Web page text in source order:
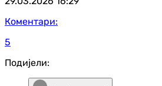
Коментари:
5
Подијели: